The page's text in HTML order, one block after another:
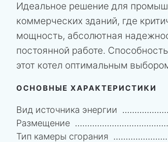
Идеальное решение для
коммерческих зданий, где
мощность, абсолютная
постоянной работе.
этот котел оптимальным
ОСНОВНЫЕ ХАРАКТЕРИСТИКИ
Вид источника энергии
Размещение
Тип камеры сгорания